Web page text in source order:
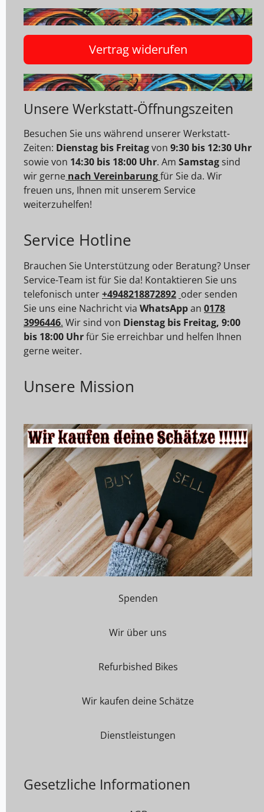
Vertrag widerufen
Unsere Werkstatt-Öffnungszeiten
Besuchen Sie uns während unserer Werkstatt-
Zeiten: Dienstag bis Freitagvon 9:30 bis 12:30 Uhr
sowie von 14:30 bis 18:00 Uhr. Am Samstag sind
wir gerne nach Vereinbarungfür Sie da. Wir
freuen uns, Ihnen mit unserem Service
weiterzuhelfen!
Service Hotline
Brauchen Sie Unterstützung oder Beratung? Unser
Service-Team ist für Sie da! Kontaktieren Sie uns
telefonisch unter+4948218872892 oder senden
Sie uns eine Nachricht via WhatsAppan 0178
3996446. Wir sind von Dienstag bis Freitag, 9:00
bis 18:00 Uhrfür Sie erreichbar und helfen Ihnen
gerne weiter.
Unsere Mission
Spenden
Wir über uns
Refurbished Bikes
Wir kaufen deine Schätze
Dienstleistungen
Gesetzliche Informationen